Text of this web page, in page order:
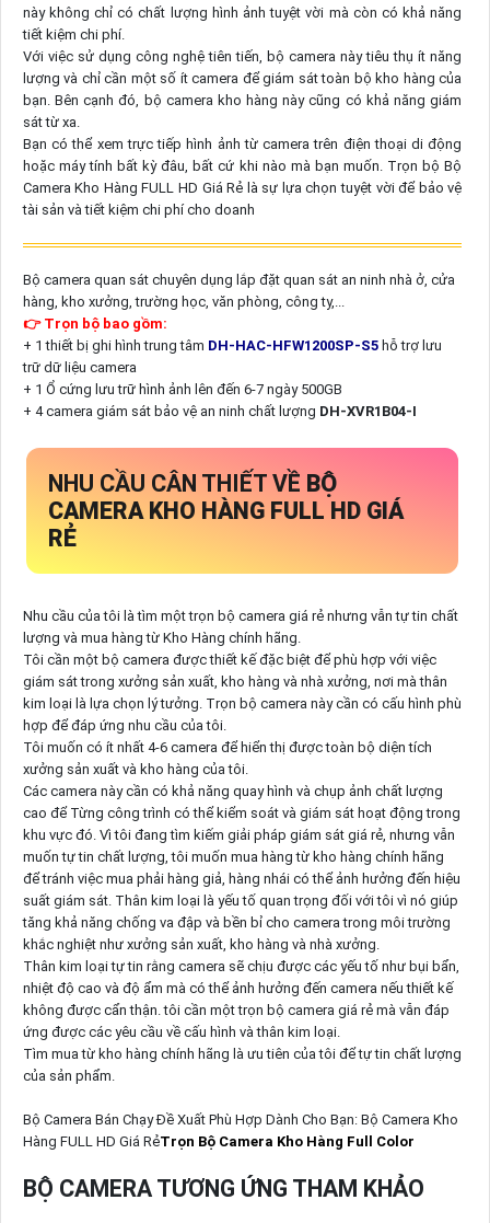
này không chỉ có chất lượng hình ảnh tuyệt vời mà còn có khả năng
tiết kiệm chi phí.
Với việc sử dụng công nghệ tiên tiến, bộ camera này tiêu thụ ít năng
lượng và chỉ cần một số ít camera để giám sát toàn bộ kho hàng của
bạn. Bên cạnh đó, bộ camera kho hàng này cũng có khả năng giám
sát từ xa.
Bạn có thể xem trực tiếp hình ảnh từ camera trên điện thoại di động
hoặc máy tính bất kỳ đâu, bất cứ khi nào mà bạn muốn. Trọn bộ Bộ
Camera Kho Hàng FULL HD Giá Rẻ là sự lựa chọn tuyệt vời để bảo vệ
tài sản và tiết kiệm chi phí cho doanh
Bộ camera quan sát chuyên dụng lắp đặt quan sát an ninh nhà ở, cửa
hàng, kho xưởng, trường học, văn phòng, công ty,...
👉 Trọn bộ bao gồm:
+ 1 thiết bị ghi hình trung tâm DH-HAC-HFW1200SP-S5hỗ trợ lưu
trữ dữ liệu camera
+ 1 Ổ cứng lưu trữ hình ảnh lên đến 6-7 ngày 500GB
+ 4 camera giám sát bảo vệ an ninh chất lượng DH-XVR1B04-I
NHU CẦU CÂN THIẾT VỀ BỘ
CAMERA KHO HÀNG FULL HD GIÁ
RẺ
Nhu cầu của tôi là tìm một trọn bộ camera giá rẻ nhưng vẫn tự tin chất
lượng và mua hàng từ Kho Hàng chính hãng.
Tôi cần một bộ camera được thiết kế đặc biệt để phù hợp với việc
giám sát trong xưởng sản xuất, kho hàng và nhà xưởng, nơi mà thân
kim loại là lựa chọn lý tưởng. Trọn bộ camera này cần có cấu hình phù
hợp để đáp ứng nhu cầu của tôi.
Tôi muốn có ít nhất 4-6 camera để hiển thị được toàn bộ diện tích
xưởng sản xuất và kho hàng của tôi.
Các camera này cần có khả năng quay hình và chụp ảnh chất lượng
cao để Từng công trình có thể kiểm soát và giám sát hoạt động trong
khu vực đó. Vì tôi đang tìm kiếm giải pháp giám sát giá rẻ, nhưng vẫn
muốn tự tin chất lượng, tôi muốn mua hàng từ kho hàng chính hãng
để tránh việc mua phải hàng giả, hàng nhái có thể ảnh hưởng đến hiệu
suất giám sát. Thân kim loại là yếu tố quan trọng đối với tôi vì nó giúp
tăng khả năng chống va đập và bền bỉ cho camera trong môi trường
khắc nghiệt như xưởng sản xuất, kho hàng và nhà xưởng.
Thân kim loại tự tin rằng camera sẽ chịu được các yếu tố như bụi bẩn,
nhiệt độ cao và độ ẩm mà có thể ảnh hưởng đến camera nếu thiết kế
không được cẩn thận. tôi cần một trọn bộ camera giá rẻ mà vẫn đáp
ứng được các yêu cầu về cấu hình và thân kim loại.
Tìm mua từ kho hàng chính hãng là ưu tiên của tôi để tự tin chất lượng
của sản phẩm.
Bộ Camera Bán Chạy Đề Xuất Phù Hợp Dành Cho Bạn: Bộ Camera Kho
Hàng FULL HD Giá RẻTrọn Bộ Camera Kho Hàng Full Color
BỘ CAMERA TƯƠNG ỨNG THAM KHẢO